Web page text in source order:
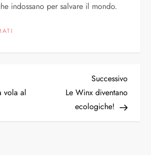
indossano per salvare il mondo.
vola al
Successivo
Le Winx diventano
ecologiche!